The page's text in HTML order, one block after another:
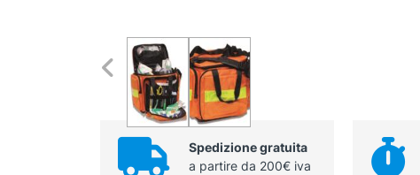
Spedizione gratuita
a partire da 200€ iva